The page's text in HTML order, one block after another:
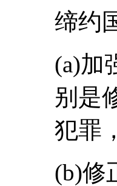
缔约
(a)加
别是
犯罪
(b)修